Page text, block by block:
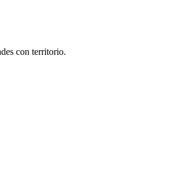
con territorio.